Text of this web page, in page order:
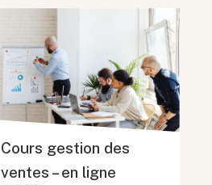
Cours gestion des
ventes – en ligne